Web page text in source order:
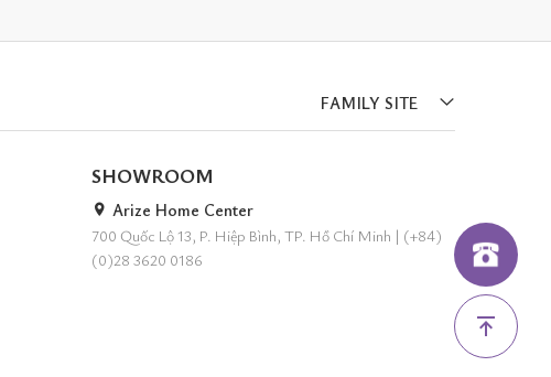
FAMILY SITE
SHOWROOM
Arize Home Center
700 Quốc Lộ 13, P. Hiệp Bình, TP. Hồ Chí Minh | (+84)
(0)28 3620 0186